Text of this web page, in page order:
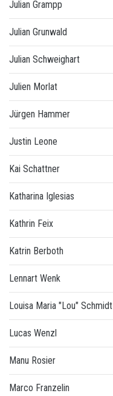
Julian Grampp
Julian Grunwald
Julian Schweighart
Julien Morlat
Jürgen Hammer
Justin Leone
Kai Schattner
Katharina Iglesias
Kathrin Feix
Katrin Berboth
Lennart Wenk
Louisa Maria "Lou" Schmidt
Lucas Wenzl
Manu Rosier
Marco Franzelin